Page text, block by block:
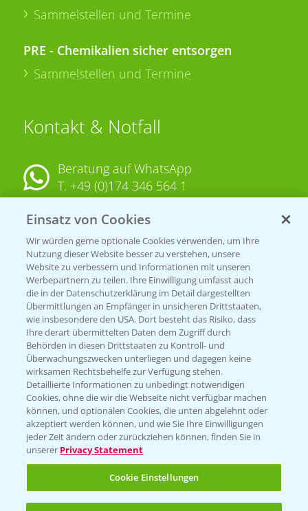
Sammelstellen und Termine
PRE - Chemikalien sicher entsorgen
Sammelstellen und Termine
Kontakt & Notfall
Beratung auf WhatsApp
T. +49 (0)174 346 564 1
KONTAKT
Hilfe in Notfällen
T.+49 (0)214/30-20220
Folgen Sie uns
Einsatz von Cookies
Wir würden gerne optionale Cookies verwenden, um Ihre
Nutzung dieser Website besser zu verstehen, unsere
Website zu verbessern und Informationen mit unseren
Werbepartnern zu teilen. Ihre Einwilligung umfasst auch
die in der Datenschutzerklärung im Detail dargestellten
Übermittlungen an Empfänger in unsicheren Drittstaaten,
wie insbesondere den USA. Dort besteht das Risiko, dass
Ihre derart übermittelten Daten dem Zugriff durch
Behörden in diesen Drittstaaten zu Kontroll- und
Überwachungszwecken unterliegen und dagegen keine
wirksamen Rechtsbehelfe zur Verfügung stehen.
Detaillierte Informationen zu unbedingt notwendigen
Cookies, ohne die wir die Webseite nicht verfügbar machen
können, und optionalen Cookies, die unten abgelehnt oder
akzeptiert werden können, und wie Sie Ihre Einwilligungen
jeder Zeit ändern oder zurückziehen können, finden Sie in
unserer Privacy Statement
Cookie Einstellungen